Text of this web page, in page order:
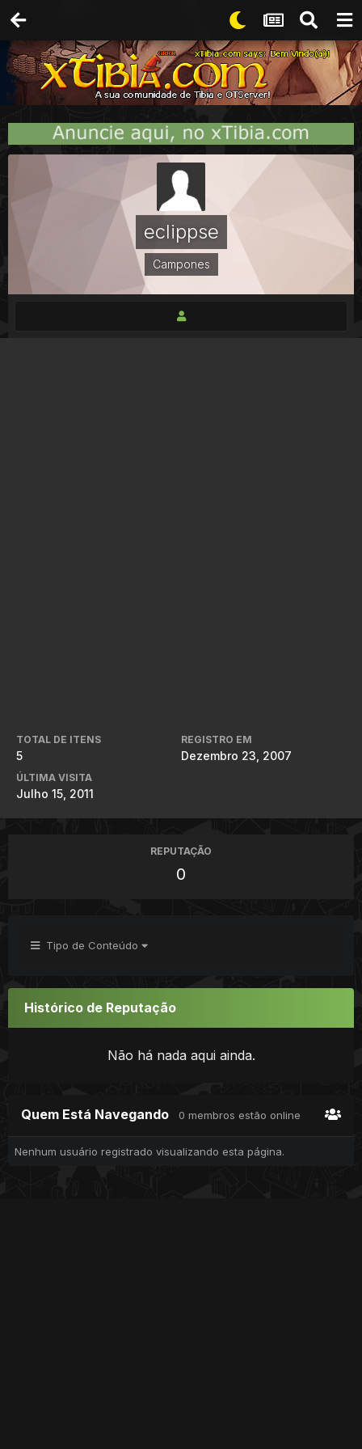
eclippse
Campones
TOTAL DE ITENS
5
REGISTRO EM
Dezembro 23, 2007
ÚLTIMA VISITA
Julho 15, 2011
REPUTAÇÃO
0
Tipo de Conteúdo
Histórico de Reputação
Não há nada aqui ainda.
Quem Está Navegando 0 membros estão online
Nenhum usuário registrado visualizando esta página.